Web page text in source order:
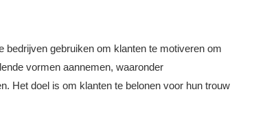
bedrijven gebruiken om klanten te motiveren om
vormen aannemen, waaronder
Het doel is om klanten te belonen voor hun trouw